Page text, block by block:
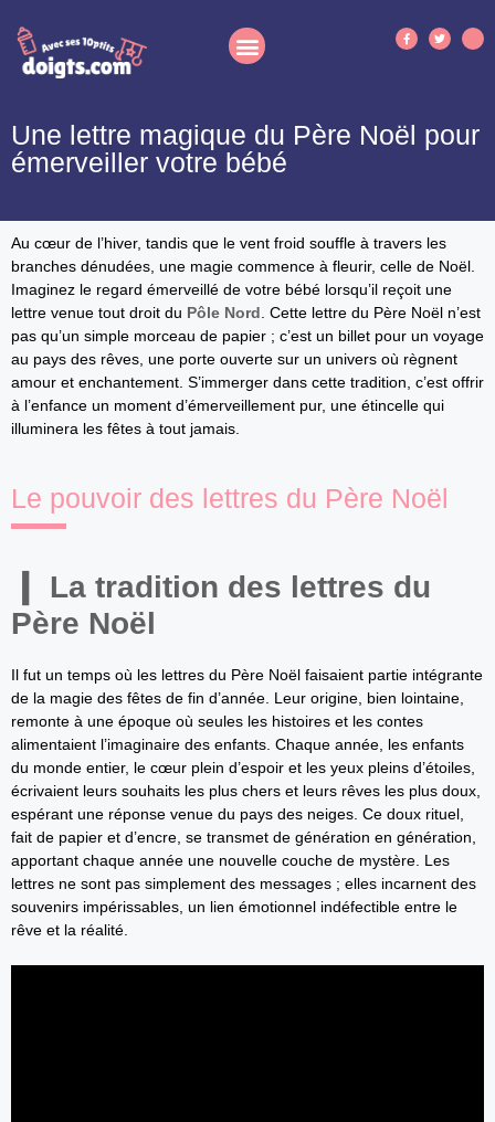
Une lettre magique du Père Noël pour
émerveiller votre bébé
Au cœur de l’hiver, tandis que le vent froid souffle à travers les
branches dénudées, une magie commence à fleurir, celle de Noël.
Imaginez le regard émerveillé de votre bébé lorsqu’il reçoit une
lettre venue tout droit du Pôle Nord . Cette lettre du Père Noël n’est
pas qu’un simple morceau de papier ; c’est un billet pour un voyage
au pays des rêves, une porte ouverte sur un univers où règnent
amour et enchantement. S’immerger dans cette tradition, c’est offrir
à l’enfance un moment d’émerveillement pur, une étincelle qui
illuminera les fêtes à tout jamais.
Le pouvoir des lettres du Père Noël
La tradition des lettres du
Père Noël
Il fut un temps où les lettres du Père Noël faisaient partie intégrante
de la magie des fêtes de fin d’année. Leur origine, bien lointaine,
remonte à une époque où seules les histoires et les contes
alimentaient l’imaginaire des enfants. Chaque année, les enfants
du monde entier, le cœur plein d’espoir et les yeux pleins d’étoiles,
écrivaient leurs souhaits les plus chers et leurs rêves les plus doux,
espérant une réponse venue du pays des neiges. Ce doux rituel,
fait de papier et d’encre, se transmet de génération en génération,
apportant chaque année une nouvelle couche de mystère. Les
lettres ne sont pas simplement des messages ; elles incarnent des
souvenirs impérissables, un lien émotionnel indéfectible entre le
rêve et la réalité.